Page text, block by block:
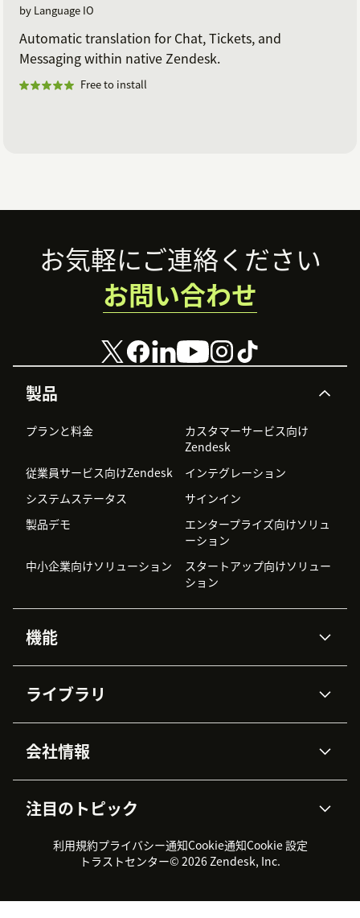
by Language IO
Automatic translation for Chat, Tickets, and
Messaging within native Zendesk.
Free to install
Footer
製品
プランと料金
カスタマーサービス向け
Zendesk
従業員サービス向けZendesk
インテグレーション
システムステータス
サインイン
製品デモ
エンタープライズ向けソリュ
ーション
中小企業向けソリューション
スタートアップ向けソリュー
ション
機能
Zendesk AI
高度なデータプライバシーと
データ保護
ナレッジベース
ワークフォースマネジメント
カスタマーポータル
ライブラリ
APIと開発者向け情報
AI研究
イベント情報
導入事例
トライアル体験とFAQ
会社情報
採用情報
インクルージョン＆ビロンギ
サステナビリティレポート
Zendesk Foundation
注目のトピック
CX Trends 2026
製品のアップデート情報
カスタマーサポートツール
ヘルプデスク向けチケット管
お気軽にご連絡ください
お問い合わせ
利用規約プライバシー通知Cookie通知Cookie 設定
トラストセンター© 2026 Zendesk, Inc.